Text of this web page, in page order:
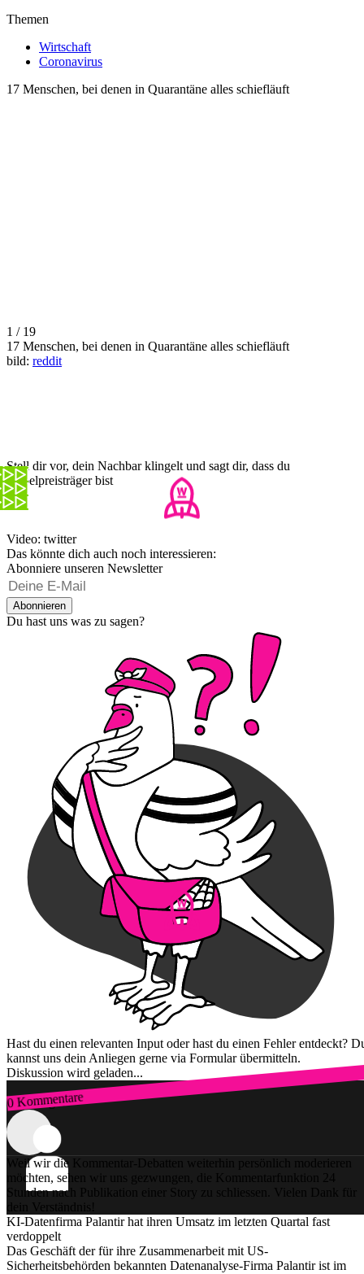
Themen
Wirtschaft
Coronavirus
17 Menschen, bei denen in Quarantäne alles schiefläuft
1 / 19
17 Menschen, bei denen in Quarantäne alles schiefläuft
bild: reddit
Stell dir vor, dein Nachbar klingelt und sagt dir, dass du
Nobelpreisträger bist
Video: twitter
Das könnte dich auch noch interessieren:
Abonniere unseren Newsletter
Abonnieren
Du hast uns was zu sagen?
Hast du einen relevanten Input oder hast du einen Fehler entdeckt?
kannst uns dein Anliegen gerne via Formular übermitteln.
Diskussion wird geladen...
0 Kommentare
Zum Login
Weil wir die Kommentar-Debatten weiterhin persönlich moderieren
möchten, sehen wir uns gezwungen, die Kommentarfunktion 24
Stunden nach Publikation einer Story zu schliessen. Vielen Dank für
dein Verständnis!
KI-Datenfirma Palantir hat ihren Umsatz im letzten Quartal fast
verdoppelt
Das Geschäft der für ihre Zusammenarbeit mit US-
Sicherheitsbehörden bekannten Datenanalyse-Firma Palantir ist im